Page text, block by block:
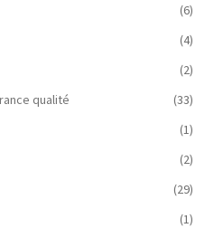
(6)
(4)
(2)
qualité
(33)
(1)
(2)
(29)
(1)